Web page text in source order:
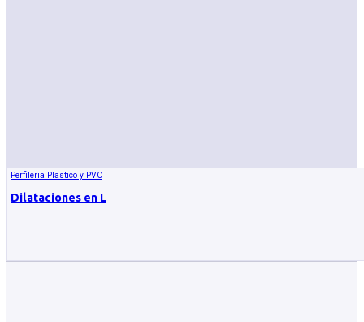
Perfileria Plastico y PVC
Dilataciones en L